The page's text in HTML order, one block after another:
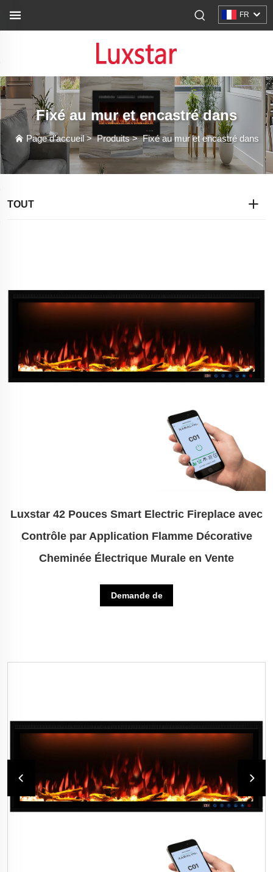
FR
Fixé au mur et encastré dans
Page d’accueil>Produits>Fixé au mur et encastré dans
TOUT
Luxstar 42 Pouces Smart Electric Fireplace avec
Contrôle par Application Flamme Décorative
Cheminée Électrique Murale en Vente
Demande de